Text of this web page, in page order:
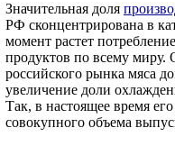
Значительная доля
РФ сконцентрирована в
момент растет
продуктов по всему миру.
российского рынка мяса
увеличение доли
Так, в настоящее время
совокупного объема